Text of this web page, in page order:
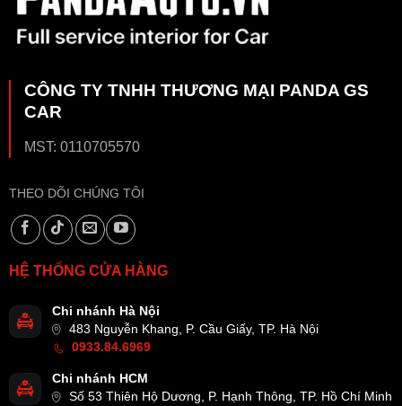
CÔNG TY TNHH THƯƠNG MẠI PANDA GS
CAR
MST: 0110705570
THEO DÕI CHÚNG TÔI
HỆ THỐNG CỬA HÀNG
Chi nhánh Hà Nội
483 Nguyễn Khang, P. Cầu Giấy, TP. Hà Nội
0933.84.6969
Chi nhánh HCM
Số 53 Thiên Hộ Dương, P. Hạnh Thông, TP. Hồ Chí Minh